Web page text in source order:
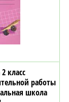
класс
работы
школа